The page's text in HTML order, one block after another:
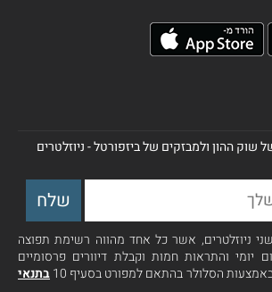
שוק ההון ולמבזקים של ביזפורטל - ניוזלטרים
ניוזלטרים, אשר כל אחד מהווה רשימת תפוצה
יומי והתראות חמות וקבלת דיוורים פרסומיים
הסלולר בהתאם למפורט בסעיף 10
בתנאי